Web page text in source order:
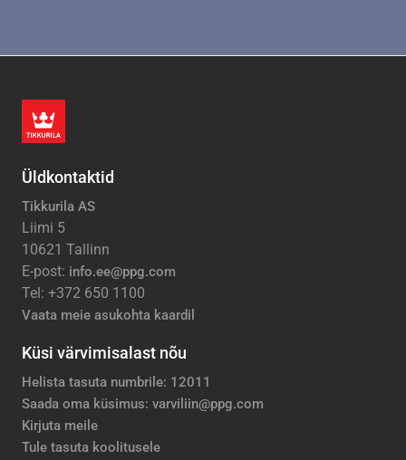
Üldkontaktid
Tikkurila AS
Liimi 5
10621 Tallinn
E-post: info.ee@ppg.com
Tel: +372 650 1100
Vaata meie asukohta kaardil
Küsi värvimisalast nõu
Helista tasuta numbrile: 12011
Saada oma küsimus: varviliin@ppg.com
Kirjuta meile
Tule tasuta koolitusele